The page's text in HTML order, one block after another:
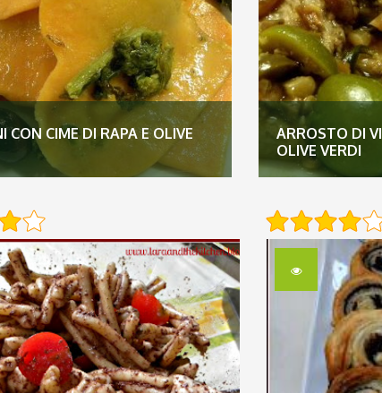
CON CIME DI RAPA E OLIVE
ARROSTO DI
OLIVE VERDI